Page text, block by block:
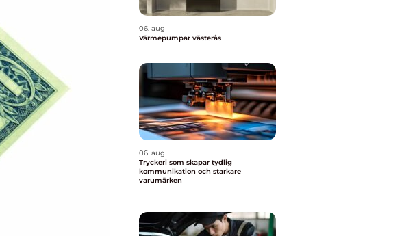
06. aug
Värmepumpar västerås
06. aug
Tryckeri som skapar tydlig
kommunikation och starkare
varumärken